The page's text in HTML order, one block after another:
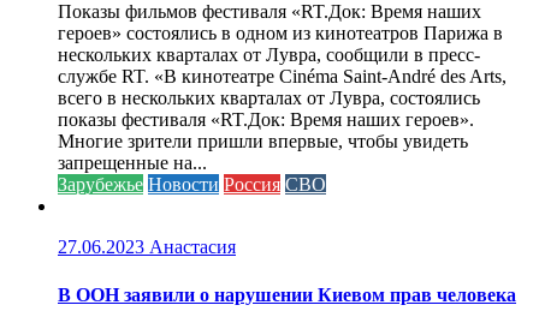
Показы фильмов фестиваля «RT.Док: Время наших
героев» состоялись в одном из кинотеатров Парижа в
нескольких кварталах от Лувра, сообщили в пресс-
службе RT. «В кинотеатре Cinéma Saint-André des Arts,
всего в нескольких кварталах от Лувра, состоялись
показы фестиваля «RT.Док: Время наших героев».
Многие зрители пришли впервые, чтобы увидеть
запрещенные на...
Зарубежье Новости Россия СВО
27.06.2023 Анастасия
В ООН заявили о нарушении Киевом прав человека